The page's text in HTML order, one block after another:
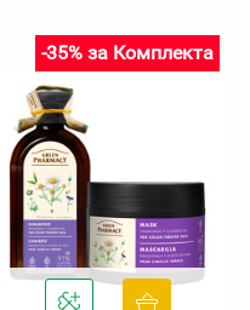
-35% за Комплекта